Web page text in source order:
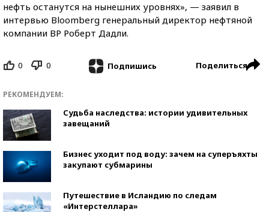
нефть останутся на нынешних уровнях», — заявил в
интервью Bloomberg генеральный директор нефтяной
компании ВР Роберт Дадли.
0 0 Подпишись Поделиться
РЕКОМЕНДУЕМ:
Судьба наследства: истории удивительных
завещаний
Бизнес уходит под воду: зачем на суперъяхты
закупают субмарины
Путешествие в Исландию по следам
«Интерстеллара»